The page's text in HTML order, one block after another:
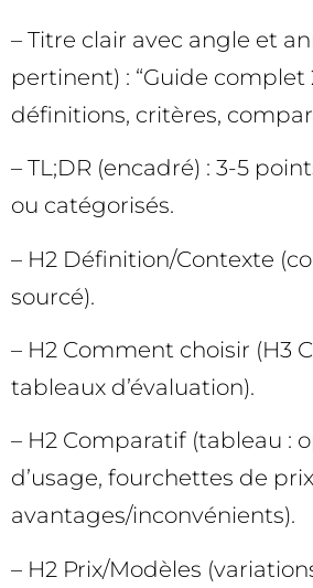
– Titre clair avec angle et
pertinent) : “Guide complet
définitions, critères,
– TL;DR (encadré) : 3-5
ou catégorisés.
– H2 Définition/Contexte
sourcé).
– H2 Comment choisir (H3
tableaux d’évaluation).
– H2 Comparatif (tableau :
d’usage, fourchettes de
avantages/inconvénients).
– H2 Prix/Modèles